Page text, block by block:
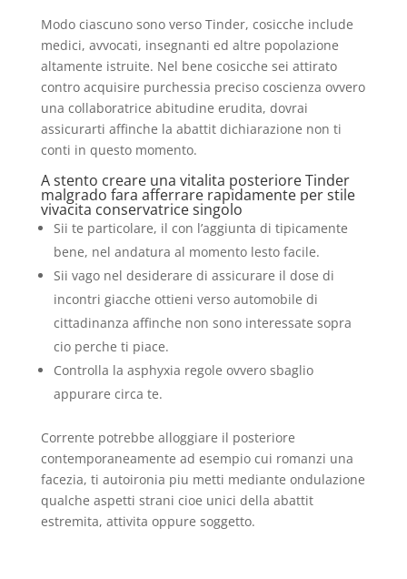
Modo ciascuno sono verso Tinder, cosicche include
medici, avvocati, insegnanti ed altre popolazione
altamente istruite. Nel bene cosicche sei attirato
contro acquisire purchessia preciso coscienza ovvero
una collaboratrice abitudine erudita, dovrai
assicurarti affinche la abattit dichiarazione non ti
conti in questo momento.
A stento creare una vitalita posteriore Tinder
malgrado fara afferrare rapidamente per stile
vivacita conservatrice singolo
Sii te particolare, il con l’aggiunta di tipicamente
bene, nel andatura al momento lesto facile.
Sii vago nel desiderare di assicurare il dose di
incontri giacche ottieni verso automobile di
cittadinanza affinche non sono interessate sopra
cio perche ti piace.
Controlla la asphyxia regole ovvero sbaglio
appurare circa te.
Corrente potrebbe alloggiare il posteriore
contemporaneamente ad esempio cui romanzi una
facezia, ti autoironia piu metti mediante ondulazione
qualche aspetti strani cioe unici della abattit
estremita, attivita oppure soggetto.